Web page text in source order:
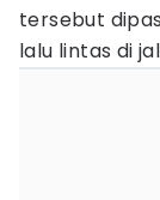
tersebut
lalu lintas di